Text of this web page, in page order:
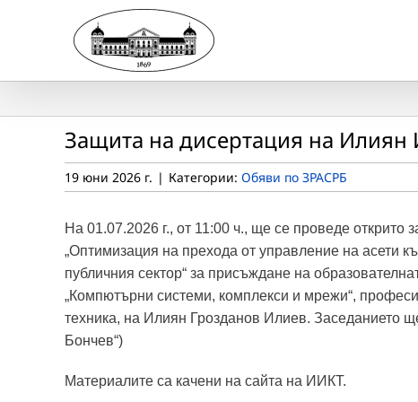
Защита на дисертация на
19 юни 2026 г. | Категории: Обяви по ЗРАСРБ
На 01.07.2026 г., от 11:00 ч., ще се проведе открито
„Оптимизация на прехода от управление на асети
публичния сектор“ за присъждане на
„Компютърни системи, комплекси и мрежи“,
техника, на Илиян Грозданов Илиев. Заседанието
Бончев“)
Материалите са качени на сайта на ИИКТ.